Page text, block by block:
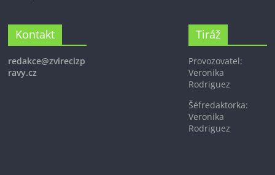
Kontakt
redakce@zvirecizp
ravy.cz
Tiráž
Provozovatel:
Veronika
Rodriguez
Šéfredaktorka:
Veronika
Rodriguez